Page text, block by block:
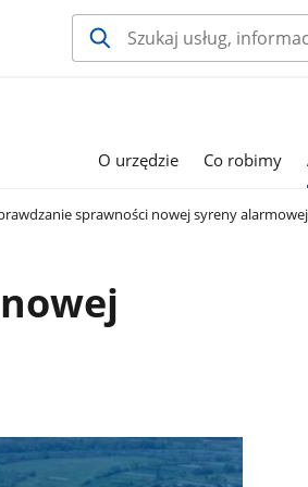
O urzędzie Co robimy
sprawności nowej syreny alarmowej